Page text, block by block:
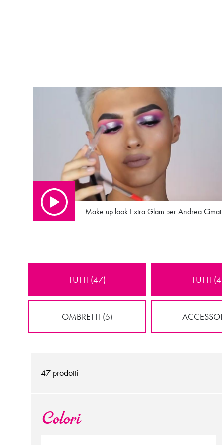
Make up look Extra Glam per Andrea
TUTTI (47) TUTTI
OMBRETTI (5)
47 prodotti
Colori